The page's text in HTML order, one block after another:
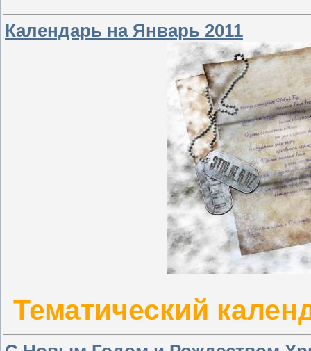
Календарь на Январь 2011
Тематический